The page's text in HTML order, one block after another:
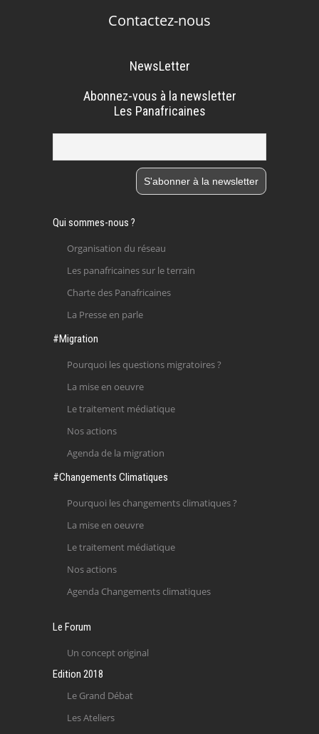
Contactez-nous
NewsLetter
Abonnez-vous à la newsletter
Les Panafricaines
Qui sommes-nous ?
Organisation du réseau
Les panafricaines sur le terrain
Charte des Panafricaines
La Presse en parle
#Migration
Pourquoi les questions migratoires ?
La mise en oeuvre
Le traitement médiatique
Nos actions
Agenda de la migration
#Changements Climatiques
Pourquoi les changements climatiques ?
La mise en oeuvre
Le traitement médiatique
Nos actions
Agenda Changements climatiques
Le Forum
Un concept original
Edition 2018
Le Grand Débat
Les Ateliers